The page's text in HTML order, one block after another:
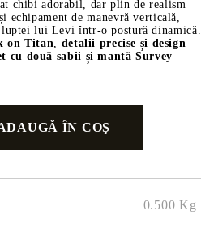
chibi adorabil, dar plin de realism
echipament de manevră verticală,
luptei lui Levi într-o postură dinamică.
on Titan, detalii precise și design
cu două sabii și mantă Survey
0.500 Kg